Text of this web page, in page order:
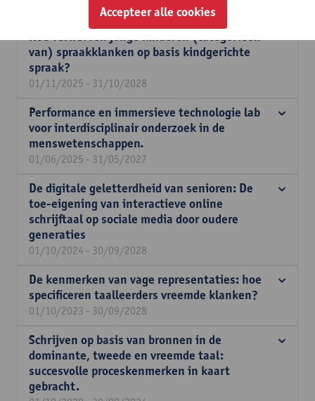
01/01/2026 - 31/12/2029
Hoe verwerven jonge kinderen (categorieën
van) spraakklanken op basis kindgerichte
spraak?
01/11/2025 - 31/10/2028
Performance en immersieve technologie lab
voor interdisciplinair onderzoek in de
menswetenschappen.
01/06/2025 - 31/05/2027
De digitale geletterdheid van senioren: De
toe-eigening van interactieve online
schrijftaal op sociale media door oudere
generaties
01/10/2024 - 30/09/2028
De kenmerken van vage representaties: hoe
specificeren taalleerders vreemde klanken?
01/10/2023 - 30/09/2028
Schrijven op basis van bronnen in de
dominante, tweede en vreemde taal:
succesvolle proceskenmerken in kaart
gebracht.
Accepteer alle cookies